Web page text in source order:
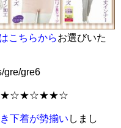
こちらからお選びいた
gre/gre6
下着が勢揃い しまし